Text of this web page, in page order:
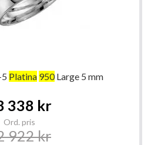
Platina 950Large 5 mm
338 kr
Ord. pris
922 kr